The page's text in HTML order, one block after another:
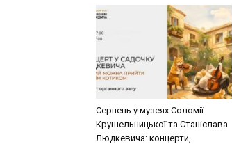
Серпень у музеях Соломії
Крушельницької та Станіслава
Людкевича: концерти,